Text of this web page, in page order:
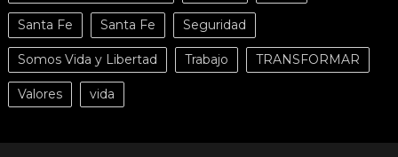
Santa Fe Santa Fe Seguridad
Somos Vida y Libertad Trabajo TRANSFORMAR
Valores vida